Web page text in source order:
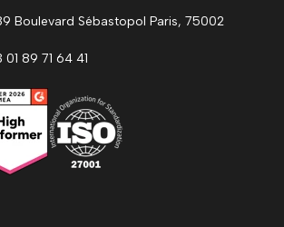
Boulevard Sébastopol Paris, 75002
89 71 64 41